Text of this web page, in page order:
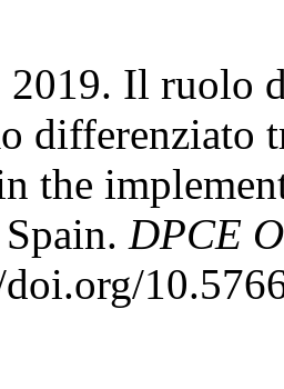
Il ruolo
differenziato
the
DPCE